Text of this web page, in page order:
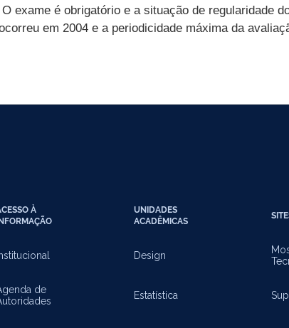
exame é obrigatório e a situação de regularidade
em 2004 e a periodicidade máxima da
À
de
UNIDADES
ACADÊMICAS
Design
Estatística